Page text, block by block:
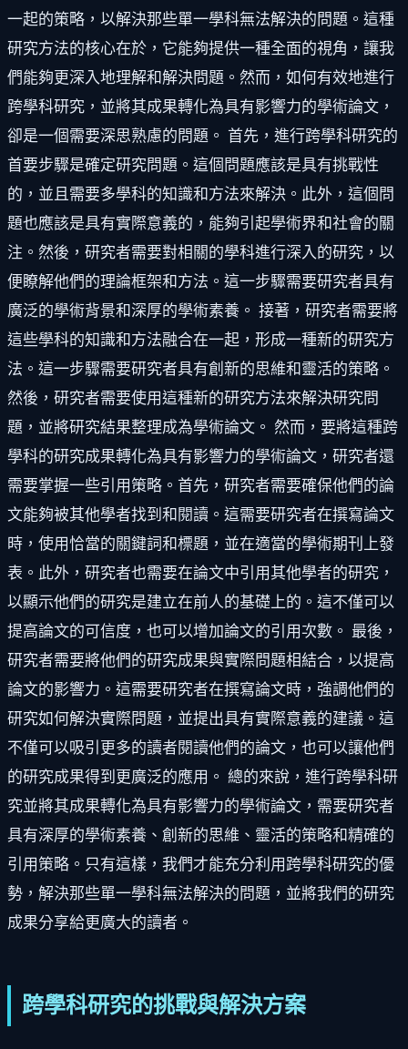
一起的策略，以解決那些單一學科無法解決的問題。這種
研究方法的核心在於，它能夠提供一種全面的視角，讓我
們能夠更深入地理解和解決問題。然而，如何有效地進行
跨學科研究，並將其成果轉化為具有影響力的學術論文，
卻是一個需要深思熟慮的問題。 首先，進行跨學科研究的
首要步驟是確定研究問題。這個問題應該是具有挑戰性
的，並且需要多學科的知識和方法來解決。此外，這個問
題也應該是具有實際意義的，能夠引起學術界和社會的關
注。然後，研究者需要對相關的學科進行深入的研究，以
便瞭解他們的理論框架和方法。這一步驟需要研究者具有
廣泛的學術背景和深厚的學術素養。 接著，研究者需要將
這些學科的知識和方法融合在一起，形成一種新的研究方
法。這一步驟需要研究者具有創新的思維和靈活的策略。
然後，研究者需要使用這種新的研究方法來解決研究問
題，並將研究結果整理成為學術論文。 然而，要將這種跨
學科的研究成果轉化為具有影響力的學術論文，研究者還
需要掌握一些引用策略。首先，研究者需要確保他們的論
文能夠被其他學者找到和閱讀。這需要研究者在撰寫論文
時，使用恰當的關鍵詞和標題，並在適當的學術期刊上發
表。此外，研究者也需要在論文中引用其他學者的研究，
以顯示他們的研究是建立在前人的基礎上的。這不僅可以
提高論文的可信度，也可以增加論文的引用次數。 最後，
研究者需要將他們的研究成果與實際問題相結合，以提高
論文的影響力。這需要研究者在撰寫論文時，強調他們的
研究如何解決實際問題，並提出具有實際意義的建議。這
不僅可以吸引更多的讀者閱讀他們的論文，也可以讓他們
的研究成果得到更廣泛的應用。 總的來說，進行跨學科研
究並將其成果轉化為具有影響力的學術論文，需要研究者
具有深厚的學術素養、創新的思維、靈活的策略和精確的
引用策略。只有這樣，我們才能充分利用跨學科研究的優
勢，解決那些單一學科無法解決的問題，並將我們的研究
成果分享給更廣大的讀者。
跨學科研究的挑戰與解決方案